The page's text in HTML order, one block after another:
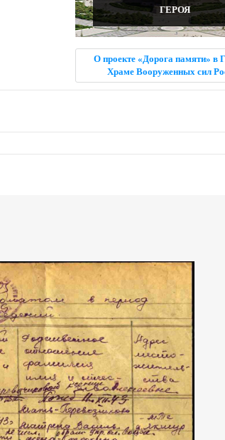
ГЕРОЯ
О проекте «Дорога памяти» в
Храме Вооруженных сил